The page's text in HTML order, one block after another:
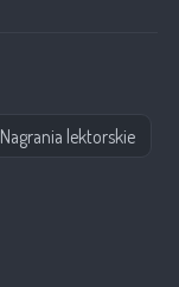
Nagrania lektorskie